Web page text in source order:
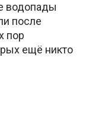
водопады
после
пор
ещё никто